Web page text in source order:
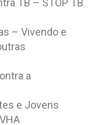
TB – STOP TB
– Vivendo e
a
e Jovens